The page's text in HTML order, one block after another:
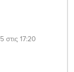
στις 17:20